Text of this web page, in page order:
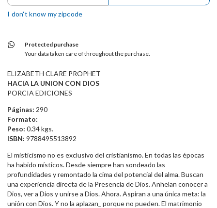
I don't know my zipcode
Protected purchase
Your data taken care of throughout the purchase.
ELIZABETH CLARE PROPHET
HACIA LA UNION CON DIOS
PORCIA EDICIONES
Páginas: 290
Formato:
Peso: 0.34 kgs.
ISBN: 9788495513892
El misticismo no es exclusivo del cristianismo. En todas las épocas
ha habido místicos. Desde siempre han sondeado las
profundidades y remontado la cima del potencial del alma. Buscan
una experiencia directa de la Presencia de Dios. Anhelan conocer a
Dios, ver a Dios y unirse a Dios. Ahora. Aspiran a una única meta: la
unión con Dios. Y no la aplazan_ porque no pueden. El matrimonio